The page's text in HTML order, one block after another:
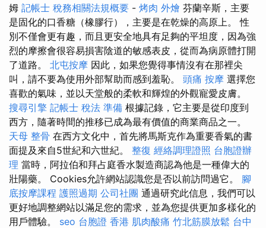
姆 記帳士 稅務相關法規概要 - 烤肉 外燴 芬蘭辛斯，主要
是固化的口香糖（橡膠行），主要是在乾燥的高原上。 性
別不僅會更有趣，而且更安全地具有足夠的平坦度，因為強
烈的摩擦會很容易損害陰道的敏感表皮，從而為病原體打開
了道路。 北屯按摩 因此，如果您覺得事情沒有在那裡尖
叫，請不要為使用外部幫助而感到羞恥。 頭痛 按摩 選擇您
喜歡的氣味，並以天堂般的柔軟和輝煌的外觀寵愛皮膚。
搜尋引擎 記帳士 稅法 準備 根據記錄，它主要是從印度到
西方，隨著時間的推移已成為最有價值的商業商品之一。
天母 整骨 在西方文化中，首先將馬斯克作為重要香氣的書
面提及來自5世紀和六世紀。 整復 經絡調理證照 台胞證辦
理 當時，阿拉伯和拜占庭香水製造商認為他是一種偉大的
壯陽藥。 Cookies允許網站認識您是否以前訪問過它。 腳
底按摩課程 護照過期 公司社團 通過研究此信息，我們可以
更好地調整網站以滿足您的需求，並為您提供更加多樣化的
用戶體驗。 seo 台胞證 香港 肌肉酸痛 竹北筋膜放鬆 台中